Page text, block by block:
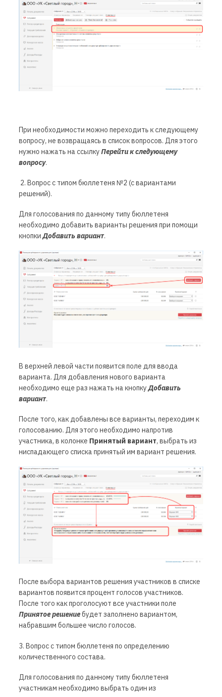
При необходимости можно переходить к следующему
вопросу, не возвращаясь в список вопросов. Для этого
нужно нажать на ссылкуПерейти к следующему
вопросу.
2. Вопрос с типом бюллетеня №2 (с вариантами
решений).
Для голосования по данному типу бюллетеня
необходимо добавить варианты решения при помощи
кнопкиДобавить вариант.
В верхней левой части появится поле для ввода
варианта. Для добавления нового варианта
необходимо еще раз нажать на кнопкуДобавить
вариант.
После того, как добавлены все варианты, переходим к
голосованию. Для этого необходимо напротив
участника, в колонке Принятый вариант, выбрать из
ниспадающего списка принятый им вариант решения.
После выбора вариантов решения участников в списке
вариантов появится процент голосов участников.
После того как проголосуют все участники поле
Принятое решениебудет заполнено вариантом,
набравшим большее число голосов.
3. Вопрос с типом бюллетеня по определению
количественного состава.
Для голосования по данному типу бюллетеня
участникам необходимо выбрать один из